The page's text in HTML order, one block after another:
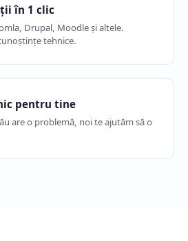
în 1 clic
Drupal, Moodle și altele.
tehnice.
pentru tine
are o problemă, noi te ajutăm să o